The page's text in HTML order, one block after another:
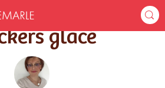
Snickers glacé
glacé